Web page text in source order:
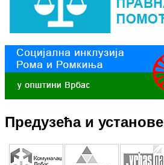
Предузећа и установе